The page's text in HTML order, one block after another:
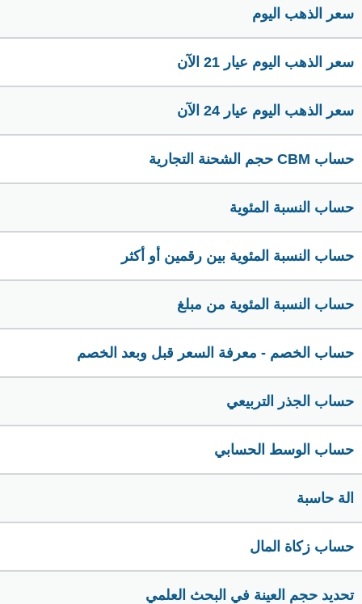
سعر الذهب اليوم
سعر الذهب اليوم عيار 21 الآن
سعر الذهب اليوم عيار 24 الآن
حساب CBM حجم الشحنة التجارية
حساب النسبة المئوية
حساب النسبة المئوية بين رقمين أو أكثر
حساب النسبة المئوية من مبلغ
حساب الخصم - معرفة السعر قبل وبعد الخصم
حساب الجذر التربيعي
حساب الوسط الحسابي
الة حاسبة
حساب زكاة المال
تحديد حجم العينة في البحث العلمي